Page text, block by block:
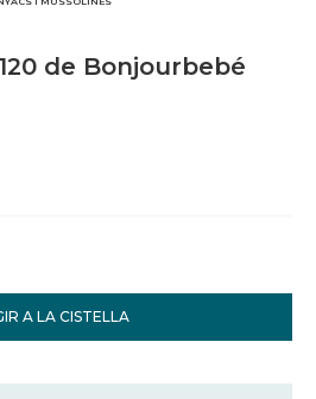
de Bonjourbebé
A LA CISTELLA